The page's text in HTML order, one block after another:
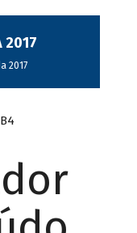
2017
2017